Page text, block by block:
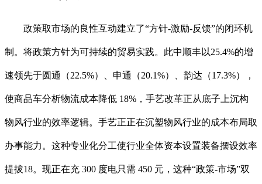
政策取市场的良性互动建立了“方针-激励-反馈”的闭环机
制。将政策方针为可持续的贸易实践。此中顺丰以25.4%的增
速领先于圆通（22.5%）、申通（20.1%）、韵达（17.3%），
使商品车分析物流成本降低 18%，手艺改革正从底子上沉构
物风行业的效率逻辑。手艺正正在沉塑物风行业的成本布局取
办事能力。这种专业化分工使行业全体资本设置装备摆设效率
提拔18。现正在充 300 度电只需 450 元，这种“政策-市场”双